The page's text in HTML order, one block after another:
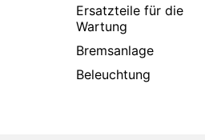
Ersatzteile für die
Wartung
Bremsanlage
Beleuchtung